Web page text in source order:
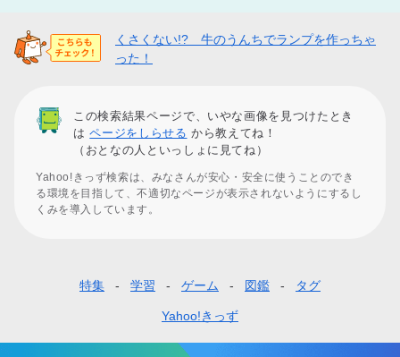
くさくない!? 牛のうんちでランプを作っちゃ
った！
この検索結果ページで、いやな画像を見つけたとき
はページをしらせる から教えてね！
（おとなの人といっしょに見てね）
Yahoo!きっず検索は、みなさんが安心・安全に使うことのでき
る環境を目指して、不適切なページが表示されないようにするし
くみを導入しています。
タ
特集 学習 ゲーム 図鑑 タグ
Yahoo!きっず